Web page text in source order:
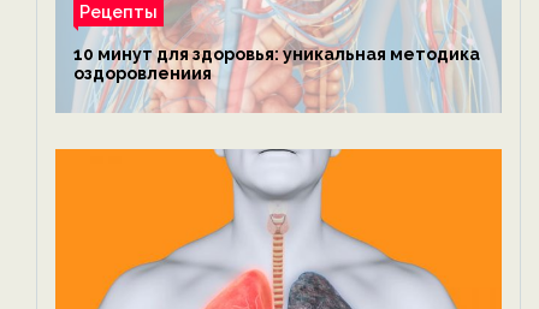
Рецепты
10 минут для здоровья: уникальная методика
оздоровлениия